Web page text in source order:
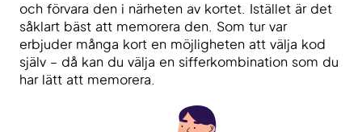
och förvara den i närheten av kortet. Istället är det
såklart bäst att memorera den. Som tur var
erbjuder många kort en möjligheten att välja kod
själv – då kan du välja en sifferkombination som du
har lätt att memorera.